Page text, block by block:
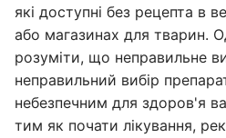
які доступні без рецепта в
або магазинах для тварин.
розуміти, що неправильне
неправильний вибір
небезпечним для здоров'я
тим як почати лікування,